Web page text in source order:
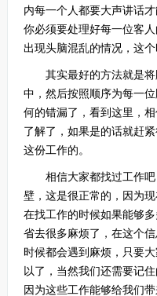
内每一个人都要大声讲话
你必须要处理好每一位客
出现头脑混乱的情况，这个
其实最好的方法就是将
中，然后按照顺序为每一
何的错漏了，看到这里，
了解了，如果是的话就赶
这份工作的。
相信大家都找过工作吧
壁，这是很正常的，因为
在找工作的时候如果能够
省去很多麻烦了，在这个
时候都会遇到麻烦，只要
以了，当然我们还需要记
因为这些工作能够给我们